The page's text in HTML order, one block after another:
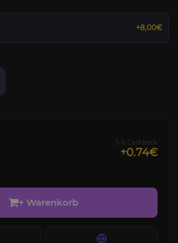
+8,00€
5 % Cashback
+0.74€
+ Warenkorb